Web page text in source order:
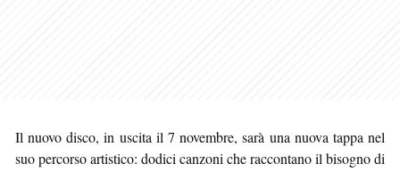
Il nuovo disco, in uscita il 7 novembre, sarà una nuova tappa nel
suo percorso artistico: dodici canzoni che raccontano il bisogno di